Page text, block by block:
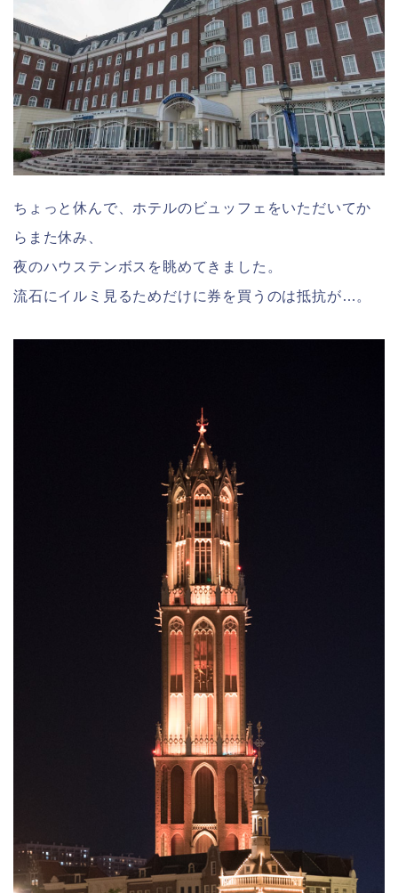
ちょっと休んで、ホテルのビュッフェをいただいてか
らまた休み、
夜のハウステンボスを眺めてきました。
流石にイルミ見るためだけに券を買うのは抵抗が…。